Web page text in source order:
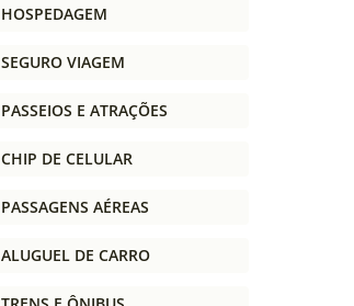
HOSPEDAGEM
SEGURO VIAGEM
PASSEIOS E ATRAÇÕES
CHIP DE CELULAR
PASSAGENS AÉREAS
ALUGUEL DE CARRO